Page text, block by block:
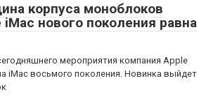
корпуса моноблоков
iMac нового поколения равна
мероприятия компания Apple
iMac восьмого поколения. Новинка выйдет